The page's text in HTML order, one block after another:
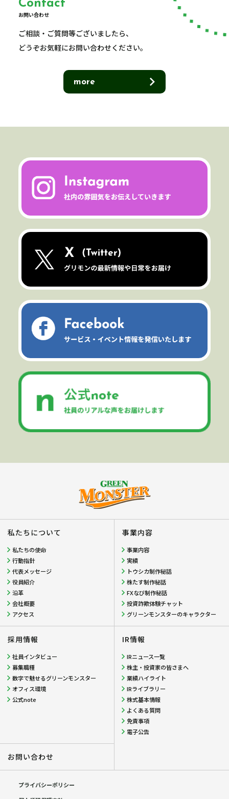
Contact
お問い合わせ
ご相談・ご質問等ございましたら、
どうぞお気軽にお問い合わせください。
more
私たちについて
私たちの使命
行動指針
代表メッセージ
役員紹介
沿革
会社概要
アクセス
事業内容
事業内容
実績
トウシカ制作秘話
株たす制作秘話
FXなび制作秘話
投資詐欺体験チャット
グリーンモンスターのキャラクター
採用情報
社員インタビュー
募集職種
数字で魅せるグリーンモンスター
オフィス環境
公式note
IR情報
IRニュース一覧
株主・投資家の皆さまへ
業績ハイライト
IRライブラリー
株式基本情報
よくある質問
免責事項
電子公告
お問い合わせ
プライバシーポリシー